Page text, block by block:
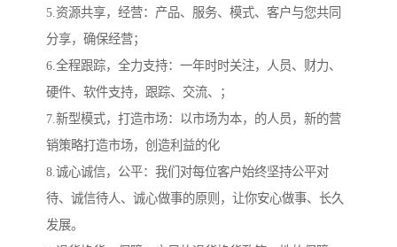
5.资源共享，经营：产品、服务、模式、客户与您共同
分享，确保经营；
6.全程跟踪，全力支持：一年时时关注，人员、财力、
硬件、软件支持，跟踪、交流、；
7.新型模式，打造市场：以市场为本，的人员，新的营
销策略打造市场，创造利益的化
8.诚心诚信，公平：我们对每位客户始终坚持公平对
待、诚信待人、诚心做事的原则，让你安心做事、长久
发展。